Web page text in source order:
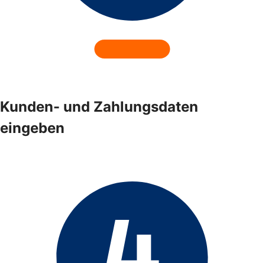
Kunden- und Zahlungsdaten
eingeben